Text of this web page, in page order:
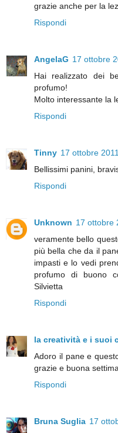
grazie anche per la
Rispondi
AngelaG 17 ottobre
Hai realizzato dei
profumo!
Molto interessante la
Rispondi
Tinny 17 ottobre
Bellissimi panini,
Rispondi
Unknown 17 ottobre
veramente bello
più bella che da il
impasti e lo vedi
profumo di buono
Silvietta
Rispondi
la creatività e i suoi
Adoro il pane e
grazie e buona
Rispondi
Bruna Suglia 17